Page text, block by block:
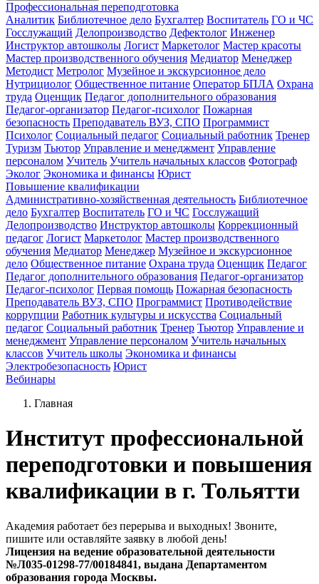
Профессиональная переподготовка
Аналитик Библиотечное дело Бухгалтер Воспитатель ГО и ЧС
Госслужащий Делопроизводство Дефектолог Инженер
Инструктор автошколы Логист Маркетолог Мастер красоты
Мастер производственного обучения Медиатор Менеджер
Методист Метролог Музейное и экскурсионное дело
Нутрициолог Общественное питание Оператор БПЛА Охрана
труда Оценщик Педагог дополнительного образования
Педагог-организатор Педагог-психолог Пожарная
безопасность Преподаватель ВУЗ, СПО Программист
Психолог Социальный педагог Социальный работник Тренер
Туризм Тьютор Управление и менеджмент Управление
персоналом Учитель Учитель начальных классов Фотограф
Эколог Экономика и финансы Юрист
Повышение квалификации
Административно-хозяйственная деятельность Библиотечное
дело Бухгалтер Воспитатель ГО и ЧС Госслужащий
Делопроизводство Инструктор автошколы Коррекционный
педагог Логист Маркетолог Мастер производственного
обучения Медиатор Менеджер Музейное и экскурсионное
дело Общественное питание Охрана труда Оценщик Педагог
Педагог дополнительного образования Педагог-организатор
Педагог-психолог Первая помощь Пожарная безопасность
Преподаватель ВУЗ, СПО Программист Противодействие
коррупции Работник культуры и искусства Социальный
педагог Социальный работник Тренер Тьютор Управление и
менеджмент Управление персоналом Учитель начальных
классов Учитель школы Экономика и финансы
Электробезопасность Юрист
Вебинары
Главная
Институт профессиональной
переподготовки и повышения
квалификации в г. Тольятти
Академия работает без перерыва и выходных! Звоните,
пишите или оставляйте заявку в любой день!
Лицензия на ведение образовательной деятельности
№Л035-01298-77/00184841, выдана Департаментом
образования города Москвы.